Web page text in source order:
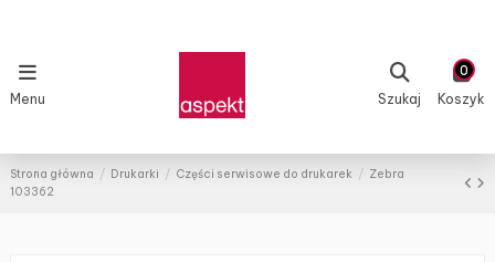
Menu Szukaj
0
Koszyk
Strona główna Drukarki Części serwisowe do drukarek
Zebra
103362